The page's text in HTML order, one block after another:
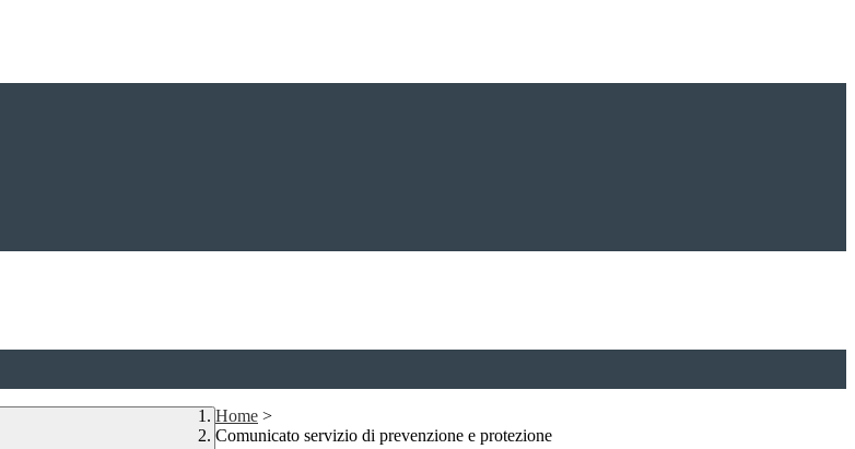
Home >
Comunicato servizio di prevenzione e protezione